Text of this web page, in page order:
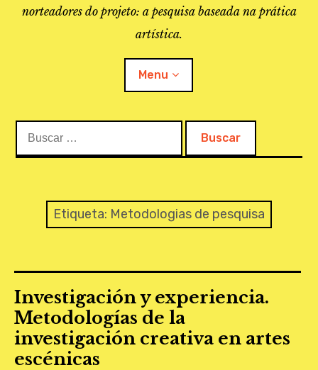
norteadores do projeto: a pesquisa baseada na prática
artística.
Menu
O PROJETO
LINKS
MAPEAMENTO
REVISTA IEPA
CONTATO
Etiqueta: Metodologias de pesquisa
Investigación y experiencia.
Metodologías de la
investigación creativa en artes
escénicas